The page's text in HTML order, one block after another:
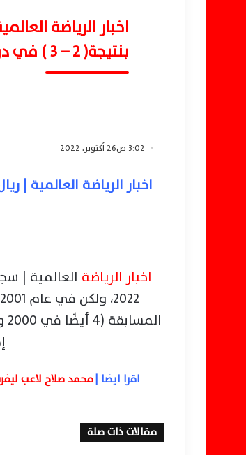
اخبار الرياضة
بنتيجة( 2 – 3 ) في دوري أبطال أوروبا لموسم 2022-2023.
3:02 ص26 أكتوبر، 2022
اخبار الرياضة العالمية |
اقرا ايضا |محمد صلاح لاعب
مقالات ذات صلة